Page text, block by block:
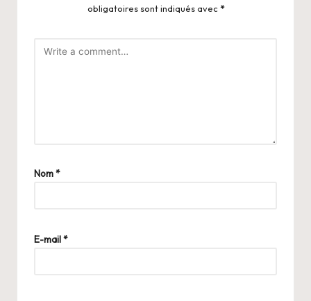
obligatoires sont indiqués avec *
Nom*
E-mail*